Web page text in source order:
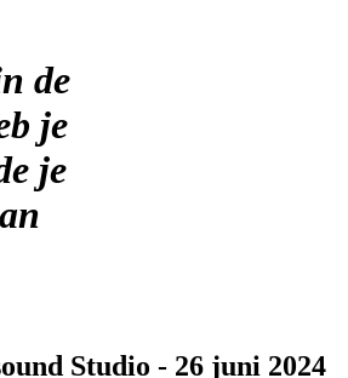
de
je
je
Studio - 26 juni 2024